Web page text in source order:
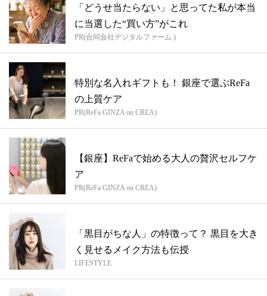
「どうせ当たらない」と思ってた私が本当
に当選した“買い方”がこれ
PR(合同会社デジタルファーム )
特別な名入れギフトも！ 銀座で選ぶReFa
の上質ケア
PR(ReFa GINZA on CREA)
【銀座】ReFaで始める大人の贅沢セルフケ
ア
PR(ReFa GINZA on CREA)
「黒目がちな人」の特徴って？ 黒目を大き
く見せるメイク方法も伝授
LIFESTYLE